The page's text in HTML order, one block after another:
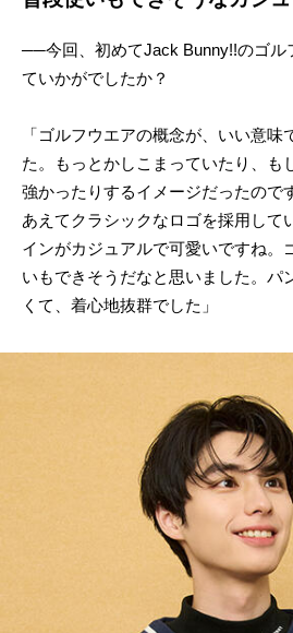
──今回、初めてJack Bunny!!のゴル
ていかがでしたか？
「ゴルフウエアの概念が、いい意味
た。もっとかしこまっていたり、も
強かったりするイメージだったので
あえてクラシックなロゴを採用して
インがカジュアルで可愛いですね。
いもできそうだなと思いました。パ
くて、着心地抜群でした」